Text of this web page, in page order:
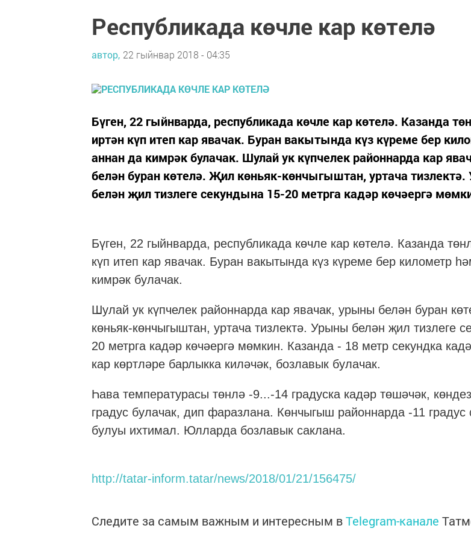
Республикада көчле кар көтелә
автор, 22 гыйнвар 2018 - 04:35
Бүген, 22 гыйнварда, республикада көчле кар көтелә. Казанда
иртән күп итеп кар явачак. Буран вакытында күз күреме бер
аннан да кимрәк булачак. Шулай ук күпчелек районнарда кар
белән буран көтелә. Җил көньяк-көнчыгыштан, уртача
белән җил тизлеге секундына 15-20 метрга кадәр көчәергә
Бүген, 22 гыйнварда, республикада көчле кар көтелә. Казанда
күп итеп кар явачак. Буран вакытында күз күреме бер километр
кимрәк булачак.
Шулай ук күпчелек районнарда кар явачак, урыны белән буран
көньяк-көнчыгыштан, уртача тизлектә. Урыны белән җил тизлеге
20 метрга кадәр көчәергә мөмкин. Казанда - 18 метр секундка
кар көртләре барлыкка киләчәк, бозлавык булачак.
Һава температурасы төнлә -9...-14 градуска кадәр төшәчәк,
градус булачак, дип фаразлана. Көнчыгыш районнарда -11 градус
булуы ихтимал. Юлларда бозлавык саклана.
http://tatar-inform.tatar/news/2018/01/21/156475/
Следите за самым важным и интересным вTelegram-канале